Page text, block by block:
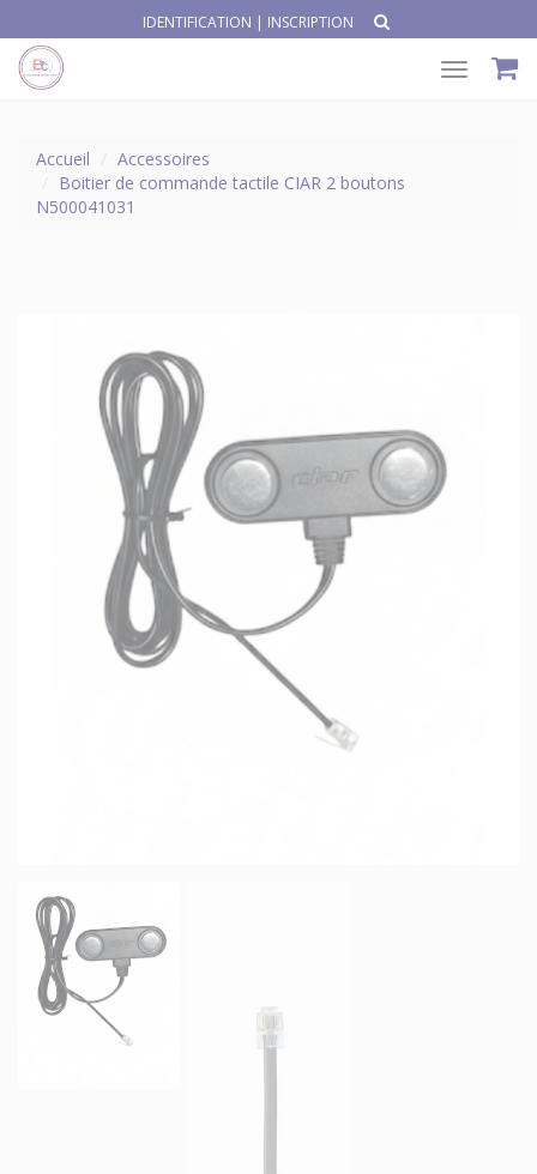
IDENTIFICATION | INSCRIPTION
Toggle
Accueil
Accessoires
Boitier de commande tactile CIAR 2 boutons
N500041031